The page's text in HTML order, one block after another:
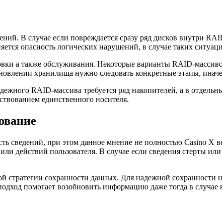
В случае если повреждается сразу ряд дисков внутри
опасность логических нарушений, в случае таких
а также обслуживания. Некоторые варианты RAID-
хранилища нужно следовать конкретные этапы,
RAID-массива требуется ряд накопителей, а в
единственного носителя.
сведений, при этом данное мнение не полностью Casino X
действий пользователя. В случае если сведения стерты
стратегии сохранности данных. Для надежной сохранности
помогает возобновить информацию даже тогда в случае